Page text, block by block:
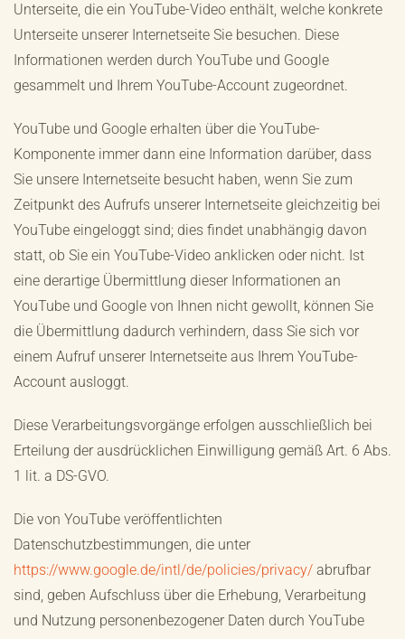
Unterseite, die ein YouTube-Video enthält, welche konkrete
Unterseite unserer Internetseite Sie besuchen. Diese
Informationen werden durch YouTube und Google
gesammelt und Ihrem YouTube-Account zugeordnet.
YouTube und Google erhalten über die YouTube-
Komponente immer dann eine Information darüber, dass
Sie unsere Internetseite besucht haben, wenn Sie zum
Zeitpunkt des Aufrufs unserer Internetseite gleichzeitig bei
YouTube eingeloggt sind; dies findet unabhängig davon
statt, ob Sie ein YouTube-Video anklicken oder nicht. Ist
eine derartige Übermittlung dieser Informationen an
YouTube und Google von Ihnen nicht gewollt, können Sie
die Übermittlung dadurch verhindern, dass Sie sich vor
einem Aufruf unserer Internetseite aus Ihrem YouTube-
Account ausloggt.
Diese Verarbeitungsvorgänge erfolgen ausschließlich bei
Erteilung der ausdrücklichen Einwilligung gemäß Art. 6 Abs.
1 lit. a DS-GVO.
Die von YouTube veröffentlichten
Datenschutzbestimmungen, die unter
https://www.google.de/intl/de/policies/privacy/ abrufbar
sind, geben Aufschluss über die Erhebung, Verarbeitung
und Nutzung personenbezogener Daten durch YouTube